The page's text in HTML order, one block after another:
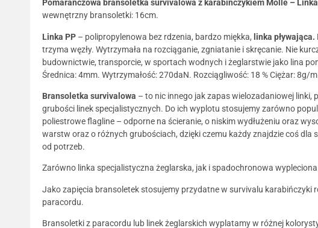
Pomarańczowa bransoletka survivalowa z karabińczykiem Molle – Linka
wewnętrzny bransoletki: 16cm.
Linka PP – polipropylenowa bez rdzenia, bardzo miękka, linka pływająca.
trzyma węzły. Wytrzymała na rozciąganie, zgniatanie i skręcanie. Nie
budownictwie, transporcie, w sportach wodnych i żeglarstwie jako lina
Średnica: 4mm. Wytrzymałość: 270daN. Rozciągliwość: 18 % Ciężar: 8g/
Bransoletka survivalowa – to nic innego jak zapas wielozadaniowej
grubości linek specjalistycznych. Do ich wyplotu stosujemy zarówno
poliestrowe flagline – odporne na ścieranie, o niskim wydłużeniu oraz
warstw oraz o różnych grubościach, dzięki czemu każdy znajdzie coś
od potrzeb.
Zarówno linka specjalistyczna żeglarska, jak i spadochronowa
Jako zapięcia bransoletek stosujemy przydatne w survivalu
paracordu.
Bransoletki z paracordu lub linek żeglarskich wyplatamy w różnej